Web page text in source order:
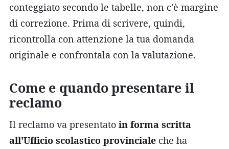
conteggiato secondo le tabelle, non c'è margine
di correzione. Prima di scrivere, quindi,
ricontrolla con attenzione la tua domanda
originale e confrontala con la valutazione.
Come e quando presentare il
reclamo
Il reclamo va presentato in forma scritta
all'Ufficio scolastico provinciale che ha